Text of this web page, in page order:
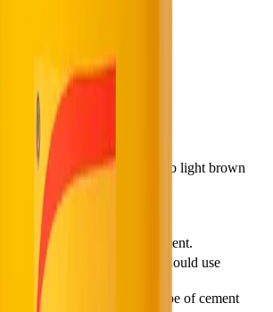
vi.pdf
en.pdf
Polycarboxylate Ether
Viscous liquid, light yellow to light brown
appearance
1,075 ± 0,02
4.5 ± 1.0
0.6 ÷ 1.4 liter/ 100 kg of cement.
1.0 liter/ 100 kg of cement. Could use
higher in a specific case.
Compatible with the most type of cement